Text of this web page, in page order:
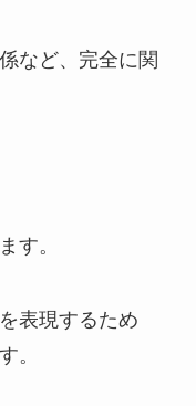
など、完全に関
す。
表現するため
。